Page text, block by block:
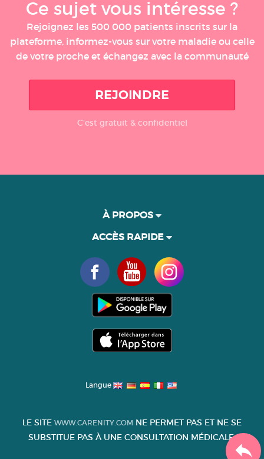
Ce sujet vous intéresse ?
Rejoignez les 500 000 patients inscrits sur la
plateforme, informez-vous sur votre maladie ou celle
de votre proche et échangez avec la communauté
REJOINDRE
C'est gratuit & confidentiel
À PROPOS
ACCÈS RAPIDE
Langue
LE SITE WWW.CARENITY.COM NE PERMET PAS ET NE SE
SUBSTITUE PAS À UNE CONSULTATION MÉDICALE.